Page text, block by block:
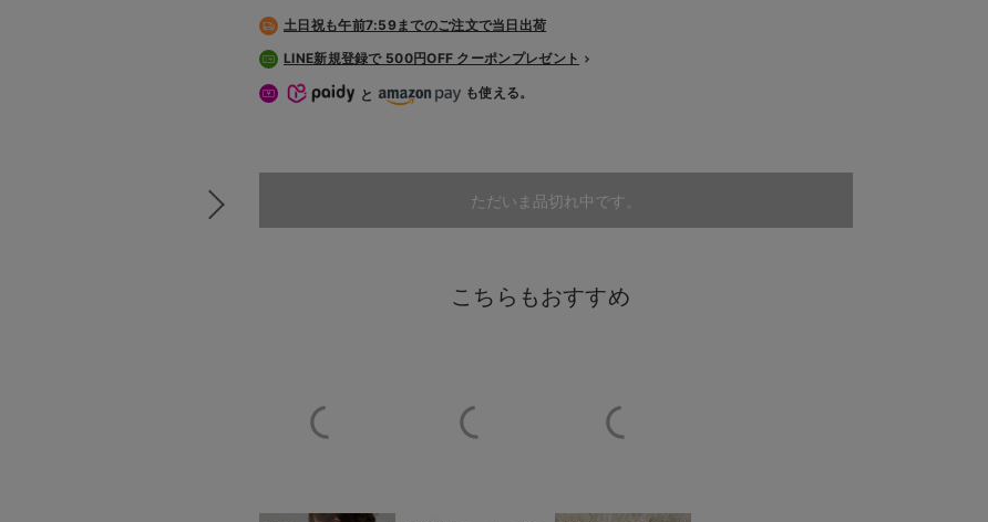
土日祝も午前7:59までのご注文で当日出荷
LINE新規登録で 500円OFF クーポンプレゼント
と も使える。
ただいま品切れ中です。
こちらもおすすめ